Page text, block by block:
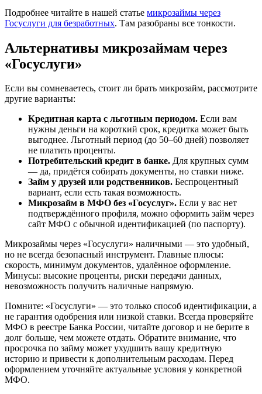
Подробнее читайте в нашей статье микрозаймы через
Госуслуги для безработных. Там разобраны все тонкости.
Альтернативы микрозаймам через
«Госуслуги»
Если вы сомневаетесь, стоит ли брать микрозайм, рассмотрите
другие варианты:
Кредитная карта с льготным периодом. Если вам
нужны деньги на короткий срок, кредитка может быть
выгоднее. Льготный период (до 50–60 дней) позволяет
не платить проценты.
Потребительский кредит в банке. Для крупных сумм
— да, придётся собирать документы, но ставки ниже.
Займ у друзей или родственников. Беспроцентный
вариант, если есть такая возможность.
Микрозайм в МФО без «Госуслуг». Если у вас нет
подтверждённого профиля, можно оформить займ через
сайт МФО с обычной идентификацией (по паспорту).
Микрозаймы через «Госуслуги» наличными — это удобный,
но не всегда безопасный инструмент. Главные плюсы:
скорость, минимум документов, удалённое оформление.
Минусы: высокие проценты, риски передачи данных,
невозможность получить наличные напрямую.
Помните: «Госуслуги» — это только способ идентификации, а
не гарантия одобрения или низкой ставки. Всегда проверяйте
МФО в реестре Банка России, читайте договор и не берите в
долг больше, чем можете отдать. Обратите внимание, что
просрочка по займу может ухудшить вашу кредитную
историю и привести к дополнительным расходам. Перед
оформлением уточняйте актуальные условия у конкретной
МФО.